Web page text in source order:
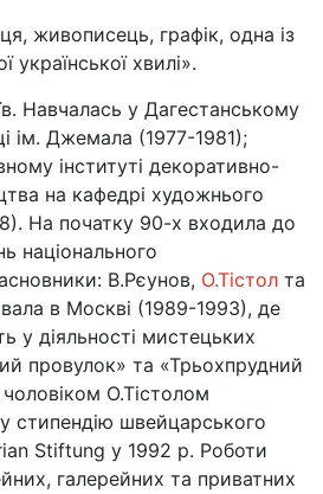
живописець, графік, одна із
української хвилі».
Навчалась у Дагестанському
ім. Джемала (1977-1981);
інституті декоративно-
на кафедрі художнього
На початку 90-х входила до
національного
В.Рєунов, О.Тістол та
в Москві (1989-1993), де
у діяльності мистецьких
провулок» та «Трьохпрудний
О.Тістолом
стипендію швейцарського
Stiftung у 1992 р. Роботи
галерейних та приватних